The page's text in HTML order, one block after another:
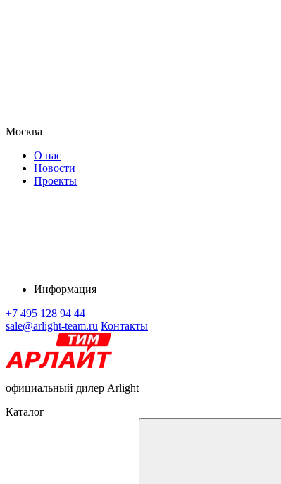
Москва
О нас
Новости
Проекты
Информация
+7 495 128 94 44
sale@arlight-team.ru Контакты
официальный дилер Arlight
Каталог